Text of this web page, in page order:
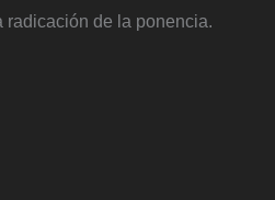
radicación de la ponencia.